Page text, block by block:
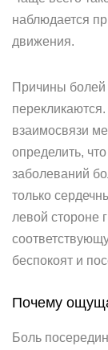
наблюдается
движения.
Причины болей
взаимосвязи
определить,
заболеваний
только
левой стороне
беспокоят и
Почему
Боль